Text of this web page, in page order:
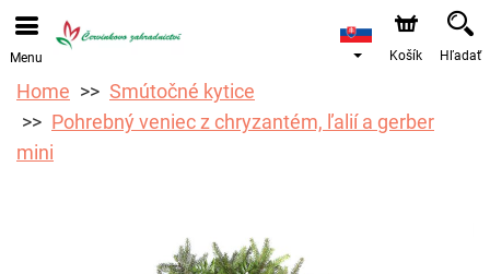
Menu Košík Hľadať
Home
Smútočné kytice
Pohrebný veniec z chryzantém, ľalií a gerber
mini